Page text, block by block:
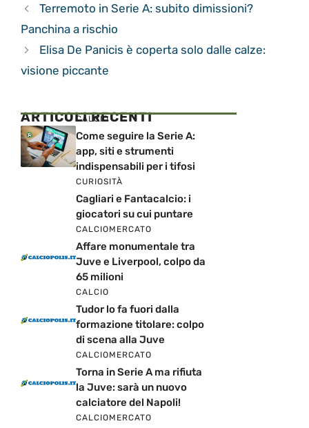
Terremoto in Serie A: subito dimissioni?
Panchina a rischio
Elisa De Panicis è coperta solo dalle calze:
visione piccante
ARTICOLI RECENTI
CALCIO
Come seguire la Serie A:
app, siti e strumenti
indispensabili per i tifosi
CURIOSITÀ
Cagliari e Fantacalcio: i
giocatori su cui puntare
CALCIOMERCATO
Affare monumentale tra
Juve e Liverpool, colpo da
65 milioni
CALCIO
Tudor lo fa fuori dalla
formazione titolare: colpo
di scena alla Juve
CALCIOMERCATO
Torna in Serie A ma rifiuta
la Juve: sarà un nuovo
calciatore del Napoli!
CALCIOMERCATO